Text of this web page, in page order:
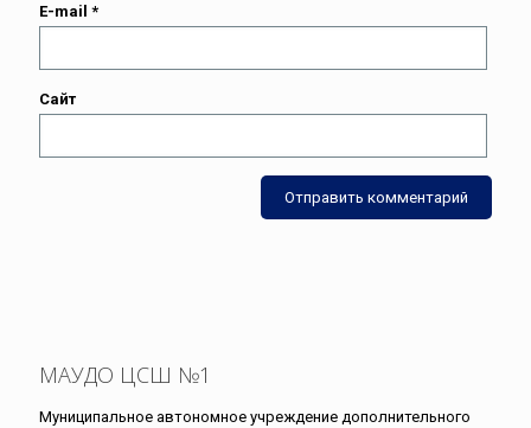
E-mail *
Сайт
МАУДО ЦСШ №1
Муниципальное автономное учреждение дополнительного